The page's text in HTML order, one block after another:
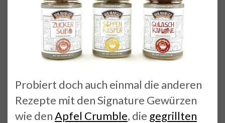
Probiert doch auch einmal die anderen
Rezepte mit den Signature Gewürzen
wie denApfel Crumble, die gegrillten